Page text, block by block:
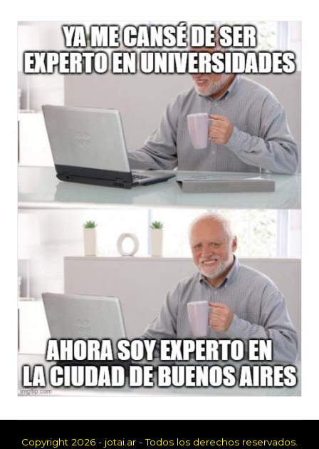
Copyright 2026 - jotai.ar - Todos los derechos reservados.